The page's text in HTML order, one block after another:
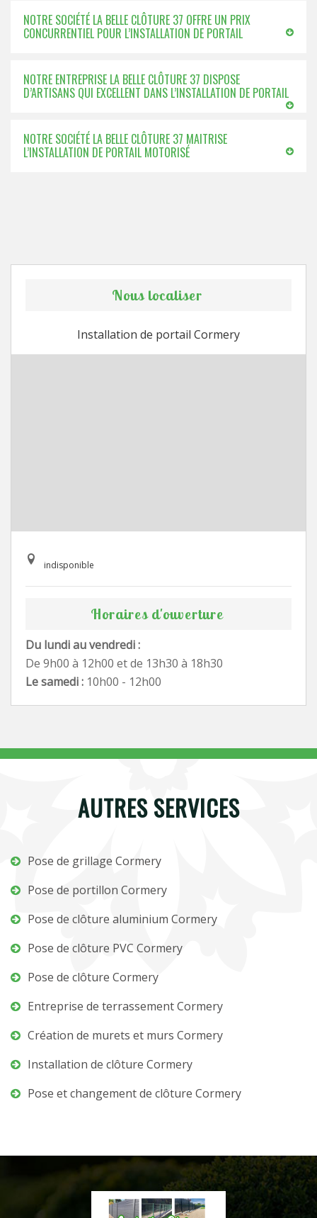
NOTRE SOCIÉTÉ LA BELLE CLÔTURE 37 OFFRE UN PRIX
CONCURRENTIEL POUR L’INSTALLATION DE PORTAIL
NOTRE ENTREPRISE LA BELLE CLÔTURE 37 DISPOSE
D’ARTISANS QUI EXCELLENT DANS L’INSTALLATION DE PORTAIL
NOTRE SOCIÉTÉ LA BELLE CLÔTURE 37 MAITRISE
L’INSTALLATION DE PORTAIL MOTORISÉ
Nous localiser
Installation de portail Cormery
indisponible
Horaires d'ouverture
Du lundi au vendredi :
De 9h00 à 12h00 et de 13h30 à 18h30
Le samedi : 10h00 - 12h00
AUTRES SERVICES
Pose de grillage Cormery
Pose de portillon Cormery
Pose de clôture aluminium Cormery
Pose de clôture PVC Cormery
Pose de clôture Cormery
Entreprise de terrassement Cormery
Création de murets et murs Cormery
Installation de clôture Cormery
Pose et changement de clôture Cormery